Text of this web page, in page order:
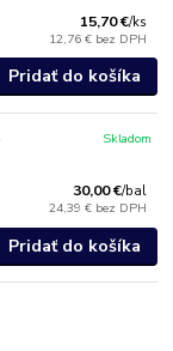
15,70 €/ks
12,76 € bez DPH
Pridať do košíka
30,00 €/bal
24,39 € bez DPH
Skladom
Pridať do košíka